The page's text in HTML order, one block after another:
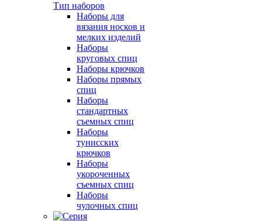
Тип наборов
Наборы для
вязания носков и
мелких изделий
Наборы
круговых спиц
Наборы крючков
Наборы прямых
спиц
Наборы
стандартных
съемных спиц
Наборы
тунисских
крючков
Наборы
укороченных
съемных спиц
Наборы
чулочных спиц